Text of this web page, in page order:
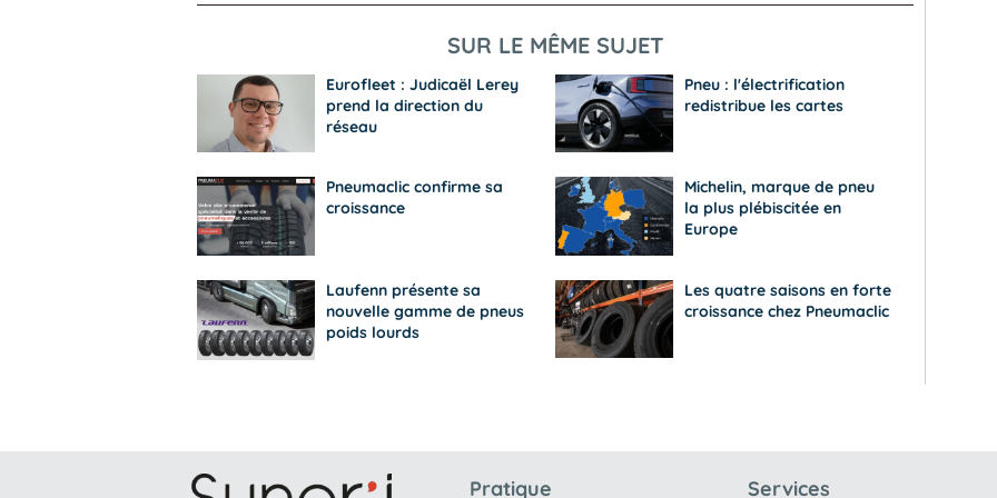
SUR LE MÊME SUJET
Eurofleet : Judicaël Lerey
prend la direction du
réseau
Pneu : l'électrification
redistribue les cartes
Pneumaclic confirme sa
croissance
Michelin, marque de pneu
la plus plébiscitée en
Europe
Laufenn présente sa
nouvelle gamme de pneus
poids lourds
Les quatre saisons en forte
croissance chez Pneumaclic
Pratique Services